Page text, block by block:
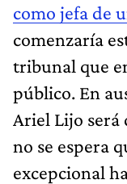
como jefa de
comenzaría
tribunal que
público. En
Ariel Lijo será
no se espera
excepcional